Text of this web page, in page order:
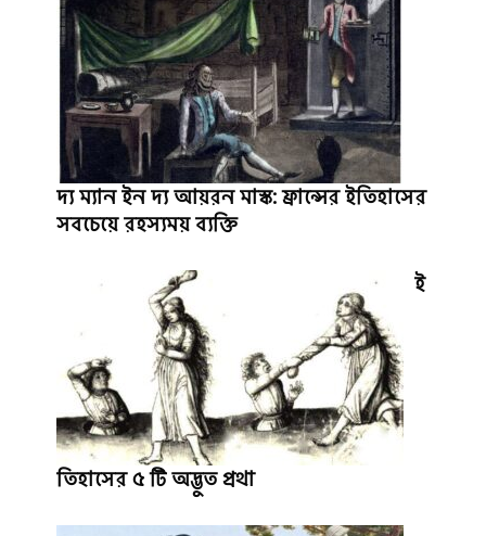
দ্য ম্যান ইন দ্য আয়রন মাস্ক: ফ্রান্সের ইতিহাসের
সবচেয়ে রহস্যময় ব্যক্তি
ই
তিহাসের ৫ টি অদ্ভুত প্রথা